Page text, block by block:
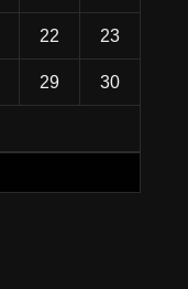
22 23
29 30